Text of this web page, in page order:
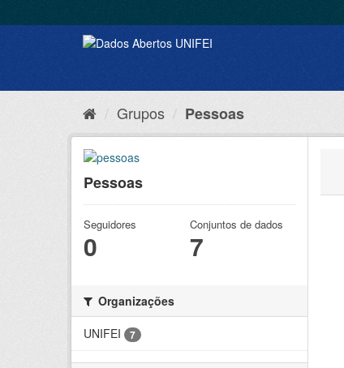
Grupos Pessoas
Pessoas
Seguidores
0
Conjuntos de dados
7
Organizações
UNIFEI
7